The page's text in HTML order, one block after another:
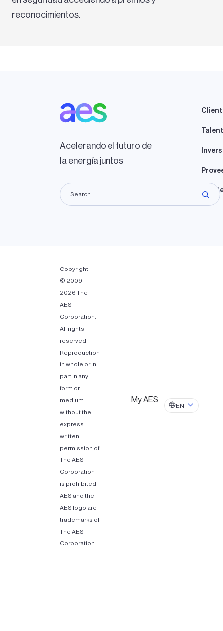
reconocimientos.
Acelerando el futuro de
la energía juntos
Copyright
© 2009-
2026 The
AES
Corporation.
All rights
reserved.
Reproduction
in whole or in
part in any
form or
medium
without the
express
written
permission of
The AES
Corporation
is prohibited.
AES and the
AES logo are
trademarks of
The AES
Corporation.
My AES
EN